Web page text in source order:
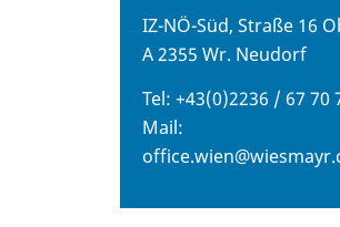
IZ-NÖ-Süd, Straße 16
A 2355 Wr. Neudorf
Tel: +43(0)2236 / 67 70
Mail: